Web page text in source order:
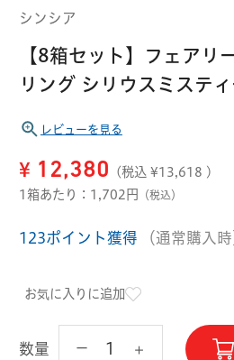
ケア用品
ソフト・使い捨て用
ハード用
オプション品
アイミー
当社について
シンシア
【8箱セット】フェアリ
リング シリウスミスティ
レビューを見る
¥ 12,380 (税込 ¥13,618 )
1箱あたり：1,702円
（税込）
123ポイント獲得 （通常購入時
お気に入りに追加
数量